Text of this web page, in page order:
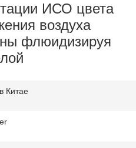
ИСО цвета
воздуха
флюидизируя
Китае